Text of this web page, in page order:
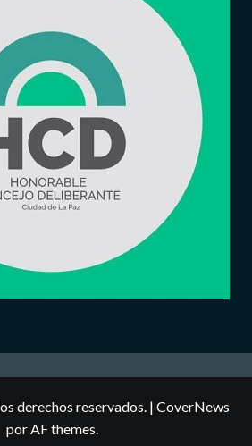
derechos reservados. | CoverNews
por AF themes.